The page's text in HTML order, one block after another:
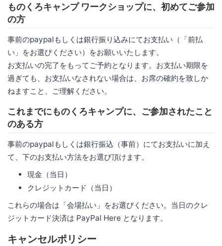
ものくろキャンプ ワークショップに、初めてご参加
の方
事前のpaypalもしくは銀行振り込みにてお支払い（「前払
い」をお選びください）をお願いいたします。
お支払いの完了をもってご予約となります。お支払い期限を
過ぎても、お支払いなされない場合は、お席の確約を致しか
ねますこと、ご理解ください。
これまでにものくろキャンプに、ご参加されたこと
のある方
事前のpaypalもしくは銀行振込（事前）にてお支払いに加え
て、下のお支払い方法をお選び頂けます。
現金（当日）
クレジットカード（当日）
これらの場合は「会場払い」をお選びください。当日のクレ
ジットカード決済は PayPal Here となります。
キャンセルポリシー